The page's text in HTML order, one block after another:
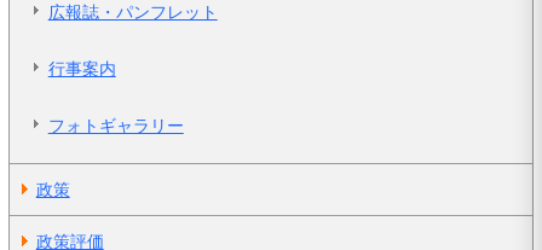
広報誌・パンフレット
行事案内
フォトギャラリー
政策
政策評価